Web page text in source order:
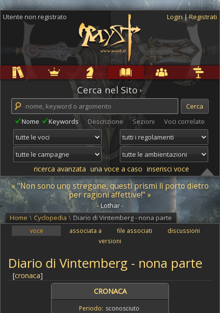
Utente non registrato Login |Registrati
Cerca nel Sito
Nome Keywords Descrizione Sezioni Voci correlate
ricerca avanzata una voce a caso inserisci voce
« "Non sono uno stregone, questi prismi li porto dietro
per ragioni affettive!" »
- Lothar -
Home \ Cyclopedia \ Diario di Vintemberg - nona parte
voce associata a file associati
discussioni
versioni
Diario di Vintemberg - nona parte
[cronaca]
CRONACA
Periodo: sconosciuto